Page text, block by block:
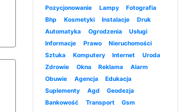
Pozycjonowanie Lampy
Fotografia
Bhp
Kosmetyki Instalacje
Druk
Automatyka
Ogrodzenia
Usługi
Informacje
Prawo
Nieruchomości
Sztuka
Komputery Internet
Uroda
Zdrowie
Okna Reklama
Alarm
Obuwie
Agencja
Edukacja
Suplementy
Agd
Geodezja
Bankowość
Transport
Gsm